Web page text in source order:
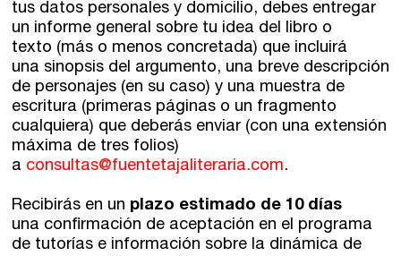
Palma
Las Palmas
Nuestro equipo
Coordinadores
Comunidad
Club de Escritura
Editorial
tus datos personales y domicilio, debes entregar
un informe general sobre tu idea del libro o
texto (más o menos concretada) que incluirá
una sinopsis del argumento, una breve descripción
de personajes (en su caso) y una muestra de
escritura (primeras páginas o un fragmento
cualquiera) que deberás enviar (con una extensión
máxima de tres folios)
a consultas@fuentetajaliteraria.com.
Recibirás en un plazo estimado de 10 días
una confirmación de aceptación en el programa
de tutorías e información sobre la dinámica de